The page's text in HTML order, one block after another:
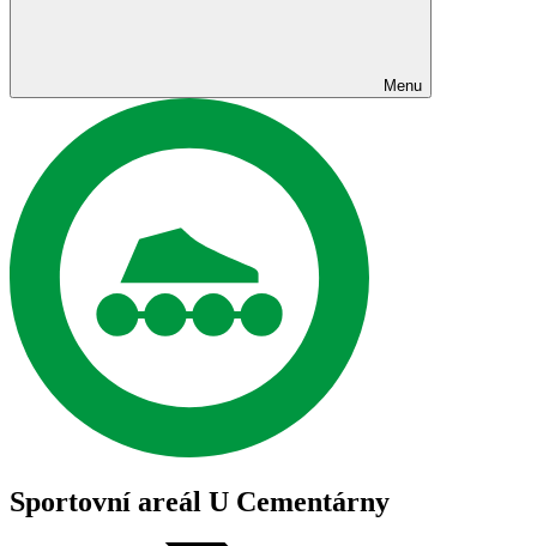
Menu
Sportovní areál U Cementárny